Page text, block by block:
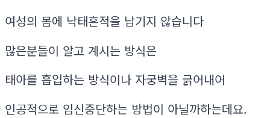
여성의 몸에 낙태흔적을 남기지 않습니다
많은분들이 알고 계시는 방식은
태아를 흡입하는 방식이나 자궁벽을 긁어내어
인공적으로 임신중단하는 방법이 아닐까하는데요.